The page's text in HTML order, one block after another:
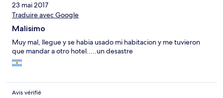
23 mai 2017
Traduire avec Google
Malisimo
Muy mal, llegue y se habia usado mi habitacion y me tuvieron
que mandar a otro hotel.....un desastre
Avis vérifié